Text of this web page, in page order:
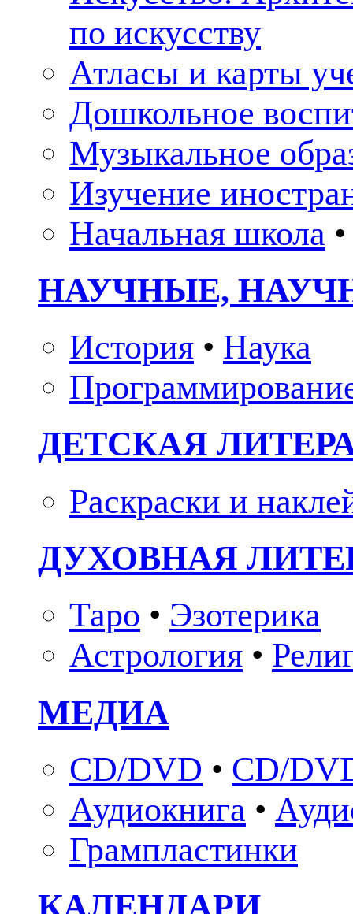
по искусству
Атласы и карты
Дошкольное
Музыкальное
Изучение
Начальная школа •
НАУЧНЫЕ,
История • Наука
ДЕТСКАЯ
Раскраски и
ДУХОВНАЯ
Таро • Эзотерика
Астрология •
МЕДИА
CD/DVD • CD/
Аудиокнига •
Грампластинки